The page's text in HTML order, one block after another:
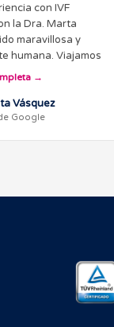
con IVF
la Dra. Marta
maravillosa y
humana. Viajamos
y puedo decir
la pena cada una
Vásquez
Google